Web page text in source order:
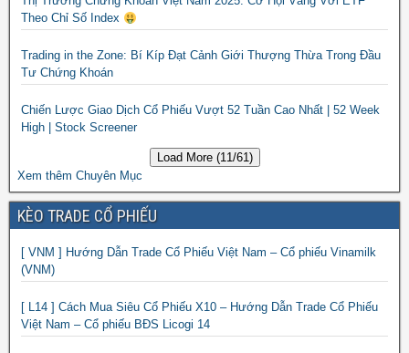
Theo Chỉ Số Index
Trading in the Zone: Bí Kíp Đạt Cảnh Giới Thượng Thừa Trong Đầu
Tư Chứng Khoán
Chiến Lược Giao Dịch Cổ Phiếu Vượt 52 Tuần Cao Nhất | 52 Week
High | Stock Screener
Load More (11/61)
Xem thêm Chuyên Mục
KÈO TRADE CỔ PHIẾU
[ VNM ] Hướng Dẫn Trade Cổ Phiếu Việt Nam – Cổ phiếu Vinamilk
(VNM)
[ L14 ] Cách Mua Siêu Cổ Phiếu X10 – Hướng Dẫn Trade Cổ Phiếu
Việt Nam – Cổ phiếu BĐS Licogi 14